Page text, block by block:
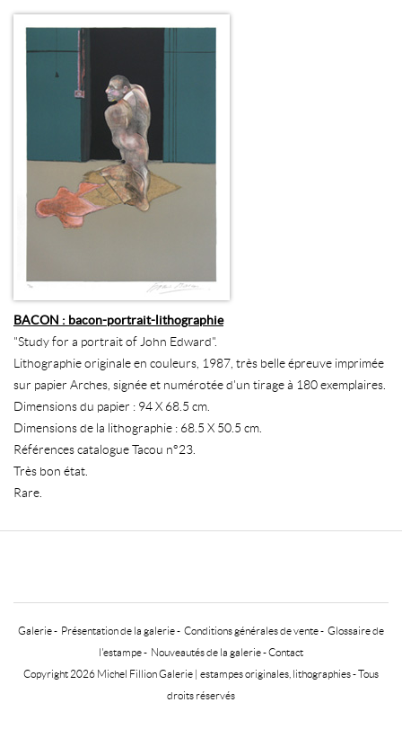
BACON : bacon-portrait-lithographie
"Study for a portrait of John Edward".
Lithographie originale en couleurs, 1987, très belle épreuve imprimée
sur papier Arches, signée et numérotée d'un tirage à 180 exemplaires.
Dimensions du papier : 94 X 68.5 cm.
Dimensions de la lithographie : 68.5 X 50.5 cm.
Références catalogue Tacou n°23.
Très bon état.
Rare.
Galerie- Présentation de la galerie- Conditions générales de vente- Glossaire de
l'estampe- Nouveautés de la galerie-Contact
Copyright 2026 Michel Fillion Galerie | estampes originales, lithographies- Tous
droits réservés